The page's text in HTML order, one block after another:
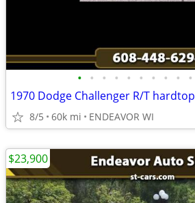
• • • • • • • • • •
1970 Dodge Challenger R/T hardtop
8/5 60k mi ENDEAVOR WI
$23,900